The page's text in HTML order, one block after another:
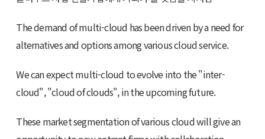
The demand of multi-cloud has been driven by a need for
alternatives and options among various cloud service.
We can expect multi-cloud to evolve into the "inter-
cloud", "cloud of clouds", in the upcoming future.
These market segmentation of various cloud will give an